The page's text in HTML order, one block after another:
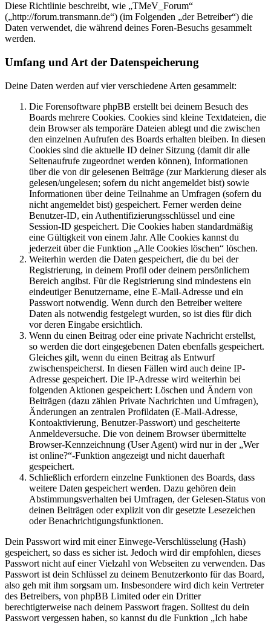
Diese Richtlinie beschreibt, wie „TMeV_Forum“
(„http://forum.transmann.de“) (im Folgenden „der Betreiber“) die
Daten verwendet, die während deines Foren-Besuchs gesammelt
werden.
Umfang und Art der Datenspeicherung
Deine Daten werden auf vier verschiedene Arten gesammelt:
Die Forensoftware phpBB erstellt bei deinem Besuch des
Boards mehrere Cookies. Cookies sind kleine Textdateien, die
dein Browser als temporäre Dateien ablegt und die zwischen
den einzelnen Aufrufen des Boards erhalten bleiben. In diesen
Cookies sind die aktuelle ID deiner Sitzung (damit dir alle
Seitenaufrufe zugeordnet werden können), Informationen
über die von dir gelesenen Beiträge (zur Markierung dieser als
gelesen/ungelesen; sofern du nicht angemeldet bist) sowie
Informationen über deine Teilnahme an Umfragen (sofern du
nicht angemeldet bist) gespeichert. Ferner werden deine
Benutzer-ID, ein Authentifizierungsschlüssel und eine
Session-ID gespeichert. Die Cookies haben standardmäßig
eine Gültigkeit von einem Jahr. Alle Cookies kannst du
jederzeit über die Funktion „Alle Cookies löschen“ löschen.
Weiterhin werden die Daten gespeichert, die du bei der
Registrierung, in deinem Profil oder deinem persönlichem
Bereich angibst. Für die Registrierung sind mindestens ein
eindeutiger Benutzername, eine E-Mail-Adresse und ein
Passwort notwendig. Wenn durch den Betreiber weitere
Daten als notwendig festgelegt wurden, so ist dies für dich
vor deren Eingabe ersichtlich.
Wenn du einen Beitrag oder eine private Nachricht erstellst,
so werden die dort eingegebenen Daten ebenfalls gespeichert.
Gleiches gilt, wenn du einen Beitrag als Entwurf
zwischenspeicherst. In diesen Fällen wird auch deine IP-
Adresse gespeichert. Die IP-Adresse wird weiterhin bei
folgenden Aktionen gespeichert: Löschen und Ändern von
Beiträgen (dazu zählen Private Nachrichten und Umfragen),
Änderungen an zentralen Profildaten (E-Mail-Adresse,
Kontoaktivierung, Benutzer-Passwort) und gescheiterte
Anmeldeversuche. Die von deinem Browser übermittelte
Browser-Kennzeichnung (User Agent) wird nur in der „Wer
ist online?“-Funktion angezeigt und nicht dauerhaft
gespeichert.
Schließlich erfordern einzelne Funktionen des Boards, dass
weitere Daten gespeichert werden. Dazu gehören dein
Abstimmungsverhalten bei Umfragen, der Gelesen-Status von
deinen Beiträgen oder explizit von dir gesetzte Lesezeichen
oder Benachrichtigungsfunktionen.
Dein Passwort wird mit einer Einwege-Verschlüsselung (Hash)
gespeichert, so dass es sicher ist. Jedoch wird dir empfohlen, dieses
Passwort nicht auf einer Vielzahl von Webseiten zu verwenden. Das
Passwort ist dein Schlüssel zu deinem Benutzerkonto für das Board,
also geh mit ihm sorgsam um. Insbesondere wird dich kein Vertreter
des Betreibers, von phpBB Limited oder ein Dritter
berechtigterweise nach deinem Passwort fragen. Solltest du dein
Passwort vergessen haben, so kannst du die Funktion „Ich habe